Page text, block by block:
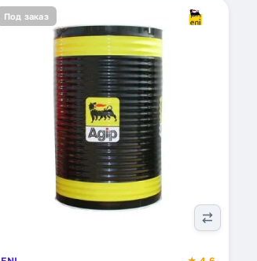
Под заказ